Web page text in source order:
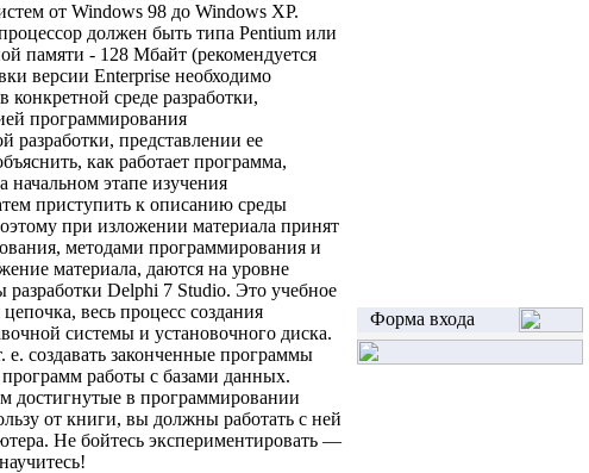
от Windows 98 до Windows XP.
должен быть типа Pentium или
памяти - 128 Мбайт (рекомендуется
версии Enterprise необходимо
среде разработки,
программирования
разработки, представлении ее
как работает программа,
этапе изучения
приступить к описанию среды
при изложении материала принят
методами программирования и
материала, даются на уровне
Delphi 7 Studio. Это учебное
весь процесс создания
системы и установочного диска.
создавать законченные программы
работы с базами данных.
достигнутые в программировании
от книги, вы должны работать с ней
Не бойтесь экспериментировать —
Форма входа